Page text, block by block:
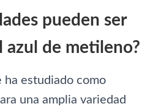
pueden ser
azul de metileno?
ha estudiado como
una amplia variedad